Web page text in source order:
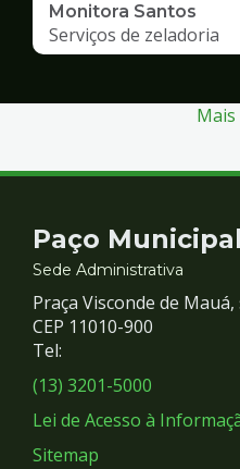
Monitora Santos
Serviços de zeladoria
Mais
Contato
e
Redes
Sociais
Paço Municipal
Sede Administrativa
Praça Visconde de
CEP 11010-900
Tel:
(13) 3201-5000
Lei de Acesso à
Sitemap